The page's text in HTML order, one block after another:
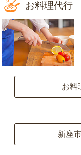
お料理代行
お料
新座